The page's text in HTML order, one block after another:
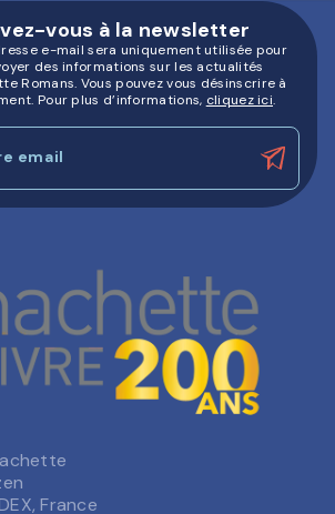
vous à la newsletter
e-mail sera uniquement utilisée pour
des informations sur les actualités
Romans. Vous pouvez vous désinscrire à
Pour plus d’informations, cliquez ici.
email
France